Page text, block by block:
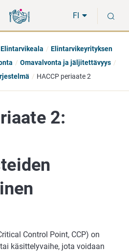
suoraan
sisältöön
koko
sivuston
FI
Elintarvikeala
Elintarvikeyrityksen
Omavalvonta ja jäljitettävyys
HACCP periaate 2
2:
Control Point, CCP) on
käsittelyvaihe, jota voidaan